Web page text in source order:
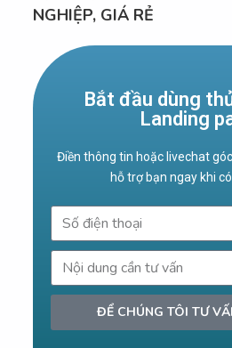
NGHIỆP, GIÁ RẺ
Bắt đầu dùng
Landing
Điền thông tin hoặc livechat
hỗ trợ bạn ngay khi
ĐỂ CHÚNG TÔI TƯ